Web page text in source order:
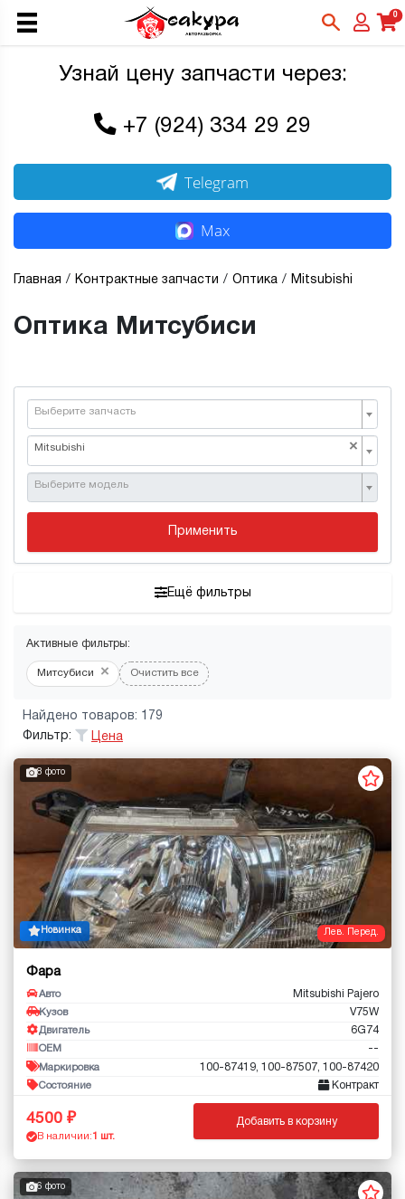
0
Узнай цену запчасти через:
+7 (924) 334 29 29
Telegram
Max
Главная Контрактные запчасти Оптика Mitsubishi
Оптика Митсубиси
Выберите запчасть
×
Mitsubishi
Выберите модель
Применить
Ещё фильтры
Активные фильтры:
Митсубиси × Очистить все
Найдено товаров: 179
Фильтр:
Цена
Лев. Перед.
8 фото
Новинка
Фара
Авто Mitsubishi Pajero
Кузов V75W
Двигатель 6G74
OEM --
Маркировка 100-87419, 100-87507, 100-87420
Состояние Контракт
4500
В наличии: 1 шт.
Добавить в корзину
6 фото